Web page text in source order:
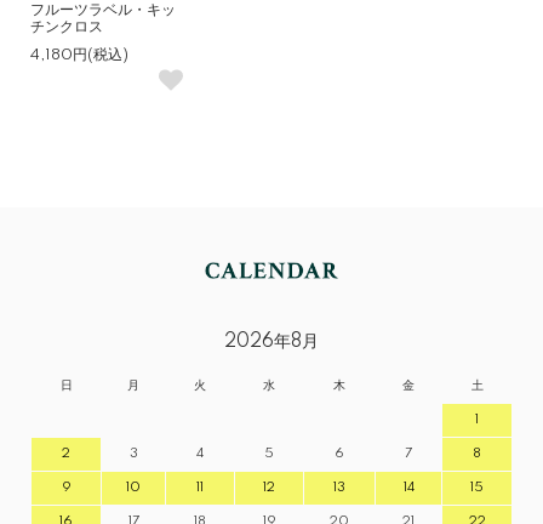
フルーツラベル・キッ
チンクロス
4,180円(税込)
2026年8月
日 月 火 水 木 金 土
1
2 3 4 5 6 7 8
9 10 11 12 13 14 15